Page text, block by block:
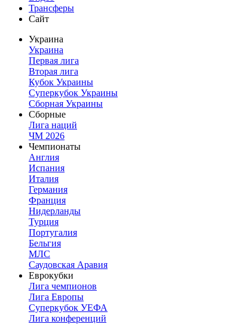
Трансферы
Сайт
Украина
Украина
Первая лига
Вторая лига
Кубок Украины
Суперкубок Украины
Сборная Украины
Сборные
Лига наций
ЧМ 2026
Чемпионаты
Англия
Испания
Италия
Германия
Франция
Нидерланды
Турция
Португалия
Бельгия
МЛС
Саудовская Аравия
Еврокубки
Лига чемпионов
Лига Европы
Суперкубок УЕФА
Лига конференций